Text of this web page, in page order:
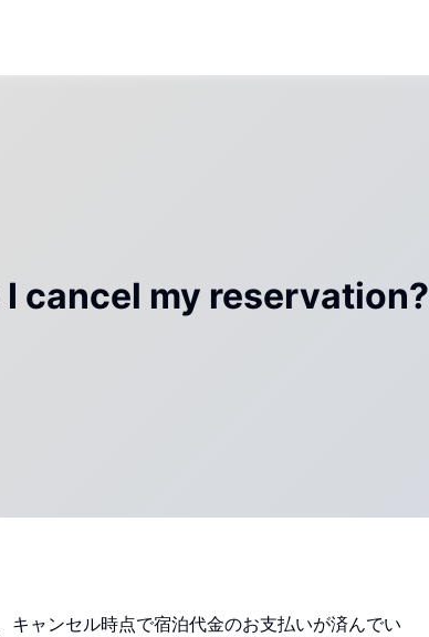
cancel my reservation?
ャンセル時点で宿泊代金のお支払いが済んでい